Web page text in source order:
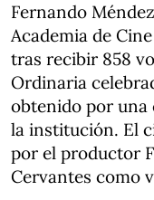
Fernando
Academia de
tras recibir 858
Ordinaria
obtenido por una
la institución. El
por el productor
Cervantes como